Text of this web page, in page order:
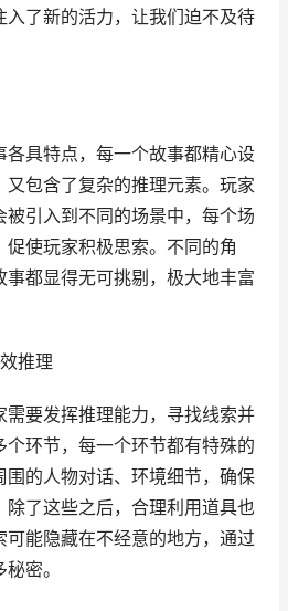
了新的活力，让我们迫不及待
具特点，每一个故事都精心设
包含了复杂的推理元素。玩家
引入到不同的场景中，每个场
使玩家积极思索。不同的角
都显得无可挑剔，极大地丰富
推理
要发挥推理能力，寻找线索并
环节，每一个环节都有特殊的
的人物对话、环境细节，确保
了这些之后，合理利用道具也
能隐藏在不经意的地方，通过
密。